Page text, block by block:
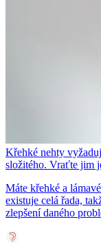
Křehké nehty
složitého. Vraťte jim
Máte křehké a
existuje celá řada,
zlepšení daného